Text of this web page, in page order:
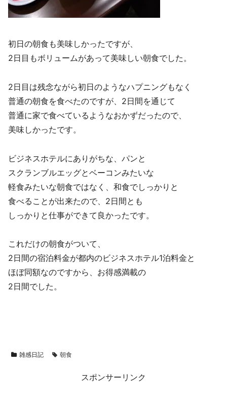
初日の朝食も美味しかったですが、
2日目もボリュームがあって美味しい朝食でした。
2日目は残念ながら初日のようなハプニングもなく
普通の朝食を食べたのですが、2日間を通じて
普通に家で食べているようなおかずだったので、
美味しかったです。
ビジネスホテルにありがちな、パンと
スクランブルエッグとベーコンみたいな
軽食みたいな朝食ではなく、和食でしっかりと
食べることが出来たので、2日間とも
しっかりと仕事ができて良かったです。
これだけの朝食がついて、
2日間の宿泊料金が都内のビジネスホテル1泊料金と
ほぼ同額なのですから、お得感満載の
2日間でした。
雑感日記 朝食
スポンサーリンク